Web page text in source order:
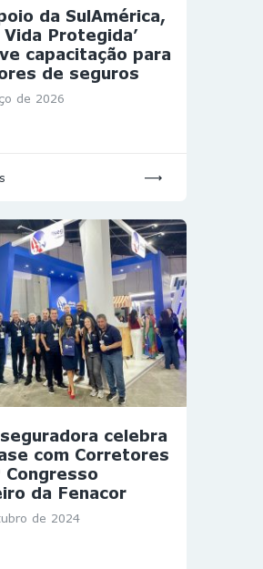
da SulAmérica,
Vida Protegida’
capacitação para
de seguros
de 2026
celebra
com Corretores
Congresso
da Fenacor
de 2024